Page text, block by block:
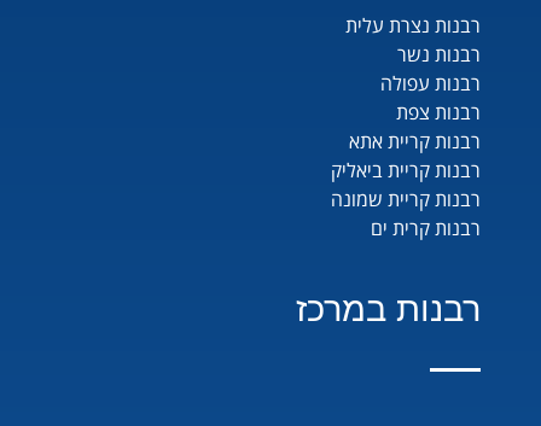
רבנות נצרת עלית
רבנות נשר
רבנות עפולה
רבנות צפת
רבנות קריית אתא
רבנות קריית ביאליק
רבנות קריית שמונה
רבנות קרית ים
רבנות במרכז